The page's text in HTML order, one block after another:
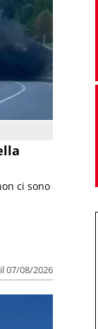
il 07/08/2026
ci sono